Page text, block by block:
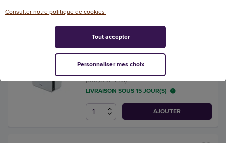
Purificateur d'air IDEAL AP 60
PRO
Référence : 125647
692,46 € HT
(810,18 € TTC)
LIVRAISON SOUS 15 JOUR(S)
AJOUTER
Consulter notre politique de cookies
Personnaliser mes choix
Tout accepter